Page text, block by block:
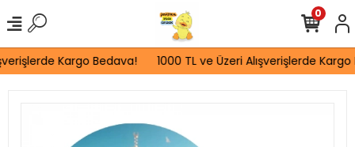
Kargo Bedava! 1000 TL ve Üzeri Alışverişlerde Kargo
0